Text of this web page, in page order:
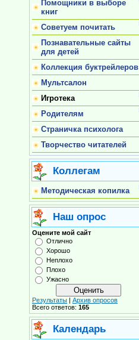
Помощники в выборе
книг
Советуем почитать
Познавательные сайты
для детей
Коллекция буктрейлеров
Мультсалон
Игротека
Родителям
Страничка психолога
Творчество читателей
Коллегам
Методическая копилка
Наш опрос
Оцените мой сайт
Отлично
Хорошо
Неплохо
Плохо
Ужасно
Результаты | Архив опросов
Всего ответов: 165
Календарь